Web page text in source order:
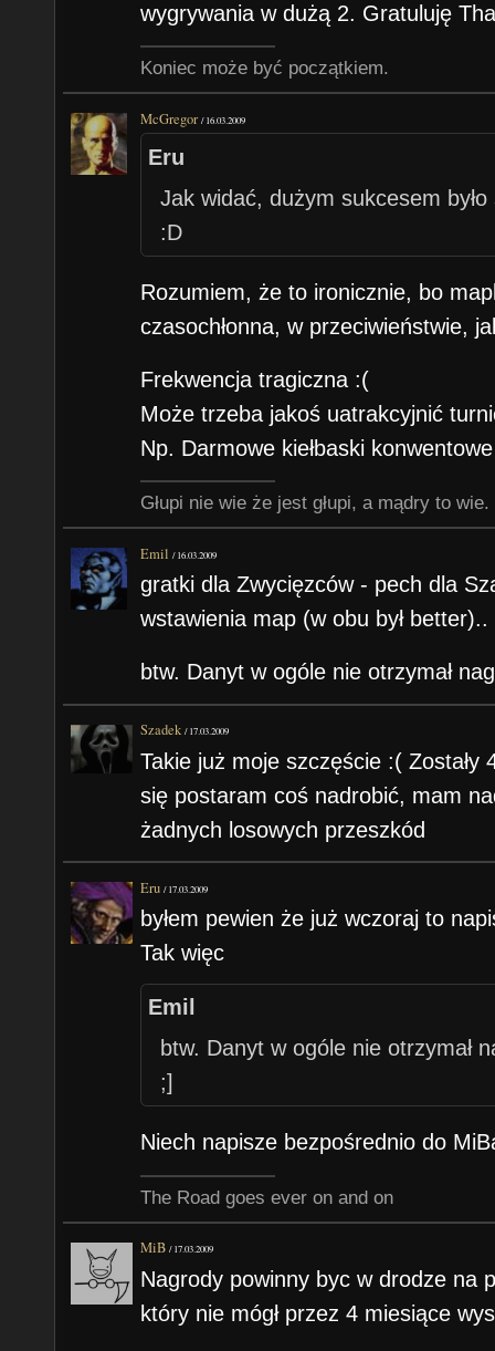
wygrywania w dużą 2. Gratuluję
Koniec może być początkiem.
McGregor /16.03.2009
Eru
Jak widać, dużym sukcesem
:D
Rozumiem, że to ironicznie, bo
czasochłonna, w przeciwieństwie,
Frekwencja tragiczna :(
Może trzeba jakoś uatrakcyjnić
Np. Darmowe kiełbaski
Głupi nie wie że jest głupi, a mądry to wie.
Emil /16.03.2009
gratki dla Zwycięzców - pech dla
wstawienia map (w obu był
btw. Danyt w ogóle nie otrzymał
Szadek /17.03.2009
Takie już moje szczęście :(
się postaram coś nadrobić, mam
żadnych losowych przeszkód
Eru /17.03.2009
byłem pewien że już wczoraj to
Tak więc
Emil
btw. Danyt w ogóle nie otrzymał
;]
Niech napisze bezpośrednio do
The Road goes ever on and on
MiB /17.03.2009
Nagrody powinny byc w drodze na
który nie mógł przez 4 miesiące